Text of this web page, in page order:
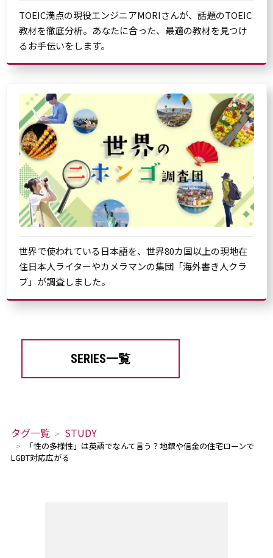
TOEIC満点の現役エンジニアMORIさんが、話題のTOEIC
教材を徹底分析。あなたに合った、最適の教材を見つけ
るお手伝いをします。
世界で使われている日本語を、世界80カ国以上の現地在
住日本人ライターやカメラマンの集団「海外書き人クラ
ブ」が調査しました。
SERIES一覧
タグ一覧 STUDY
「性の多様性」は英語でなんて言う？地銀や信金の住宅ローンで
LGBT対応広がる